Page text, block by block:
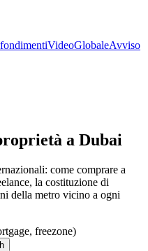
VideoGlobaleAvviso
a Dubai
come comprare a
la costituzione di
della metro vicino a ogni
freezone)